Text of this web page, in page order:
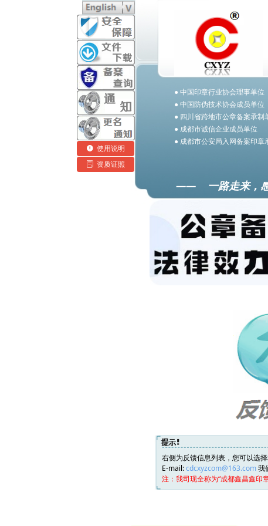
넅 使用说明
ꂓ 资质证照
● 中国印章行业协会理事单位
● 中国防伪技术协会成员单位
● 四川省跨地市公章备案承制
● 成都市诚信企业成员单位
● 成都市公安局入网备案印章
—— 一路走来，感
右侧为反馈信息列表，您可以选
E-mail:cdcxyzcom@163.com我
注：我司现全称为“成都鑫昌鑫印